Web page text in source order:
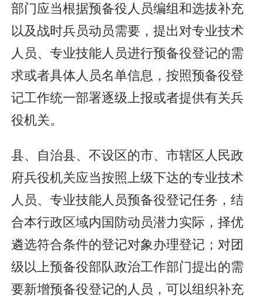
部门应当根据预备役人员编组和选拔补充
以及战时兵员动员需要，提出对专业技术
人员、专业技能人员进行预备役登记的需
求或者具体人员名单信息，按照预备役登
记工作统一部署逐级上报或者提供有关兵
役机关。
县、自治县、不设区的市、市辖区人民政
府兵役机关应当按照上级下达的专业技术
人员、专业技能人员预备役登记任务，结
合本行政区域内国防动员潜力实际，择优
遴选符合条件的登记对象办理登记；对团
级以上预备役部队政治工作部门提出的需
要新增预备役登记的人员，可以组织补充